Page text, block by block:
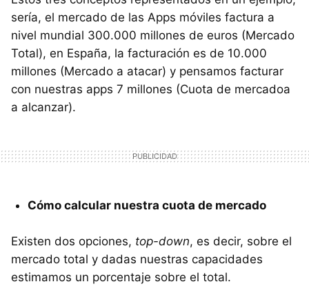
sería, el mercado de las Apps móviles factura a
nivel mundial 300.000 millones de euros (Mercado
Total), en España, la facturación es de 10.000
millones (Mercado a atacar) y pensamos facturar
con nuestras apps 7 millones (Cuota de mercadoa
a alcanzar).
Cómo calcular nuestra cuota de mercado
Existen dos opciones, top-down, es decir, sobre el
mercado total y dadas nuestras capacidades
estimamos un porcentaje sobre el total.